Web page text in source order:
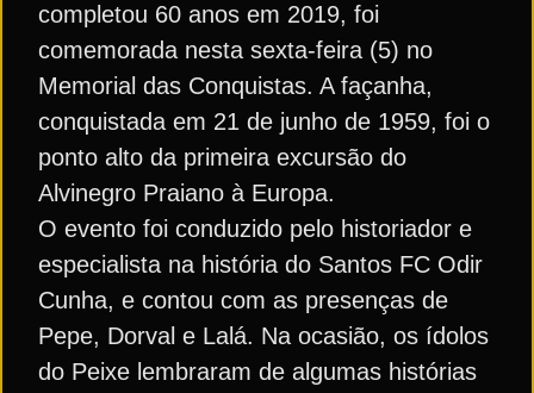
completou 60 anos em 2019, foi
comemorada nesta sexta-feira (5) no
Memorial das Conquistas. A façanha,
conquistada em 21 de junho de 1959, foi o
ponto alto da primeira excursão do
Alvinegro Praiano à Europa.
O evento foi conduzido pelo historiador e
especialista na história do Santos FC Odir
Cunha, e contou com as presenças de
Pepe, Dorval e Lalá. Na ocasião, os ídolos
do Peixe lembraram de algumas histórias